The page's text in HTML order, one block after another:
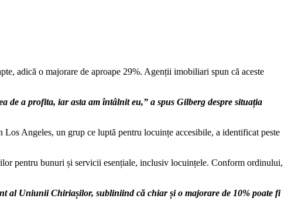
adică o majorare de aproape 29%. Agenții imobiliari spun că aceste
de a profita, iar asta am întâlnit eu,” a spus Gilberg despre situația
Angeles, un grup ce luptă pentru locuințe accesibile, a identificat peste
pentru bunuri și servicii esențiale, inclusiv locuințele. Conform ordinului,
al Uniunii Chiriașilor, subliniind că chiar și o majorare de 10% poate fi